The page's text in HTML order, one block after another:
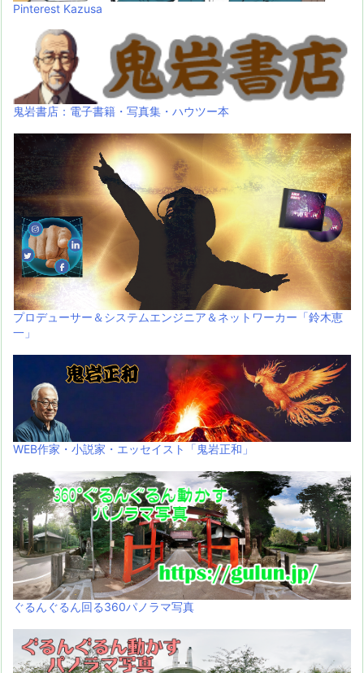
Pinterest Kazusa
鬼岩書店：電子書籍・写真集・ハウツー本
プロデューサー＆システムエンジニア＆ネットワーカー「鈴木恵
一」
WEB作家・小説家・エッセイスト「鬼岩正和」
ぐるんぐるん回る360パノラマ写真